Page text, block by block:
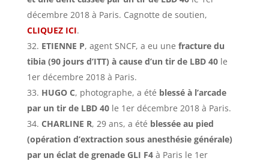
décembre 2018 à Paris. Cagnotte de soutien,
CLIQUEZ ICI.
ETIENNE P, agent SNCF, a eu une fracture du
tibia (90 jours d’ITT) à cause d’un tir de LBD 40le
1er décembre 2018 à Paris.
HUGO C, photographe, a été blessé à l’arcade
par un tir de LBD 40le 1er décembre 2018 à Paris.
CHARLINE R, 29 ans, a été blessée au pied
(opération d’extraction sous anesthésie générale)
par un éclat de grenade GLI F4à Paris le 1er